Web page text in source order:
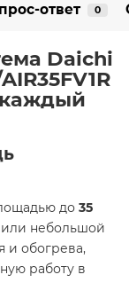
ответ 0
Daichi
до 35
или небольшой
и обогрева,
работу в